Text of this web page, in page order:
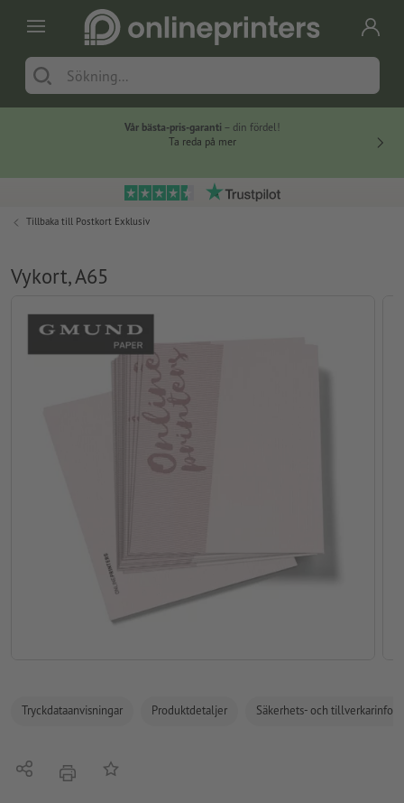
Vår bästa-pris-garanti – din fördel!
Ta reda på mer
Tillbaka till Postkort Exklusiv
Vykort, A65
Tryckdataanvisningar Produktdetaljer Säkerhets- och
Dela erbjudandePå anteckningslistan